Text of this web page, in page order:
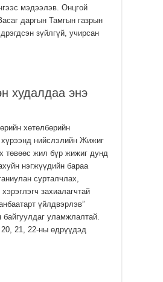
мэдээлэв. Онцгой
даргын Тамгын газрын
зүйлгүй, учирсан
худалдаа энэ
хөтөлбөрийн
нийслэлийн Жижиг
төвөөс жил бүр жижиг дунд
нэгжүүдийн бараа
сурталчлах,
захиалагчтай
үйлдвэрлэв”
байгуулдаг уламжлалтай.
20, 21, 22-ны өдрүүдэд